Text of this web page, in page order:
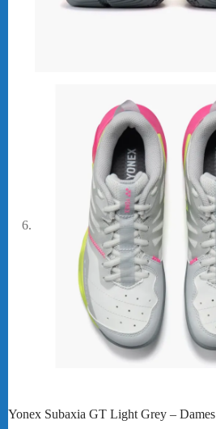
Yonex Subaxia GT Light Grey – Dames